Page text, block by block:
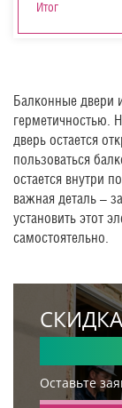
Итог
Балконные двери
герметичностью.
дверь остается
пользоваться
остается внутри
важная деталь –
установить этот
самостоятельно.
Оставьте